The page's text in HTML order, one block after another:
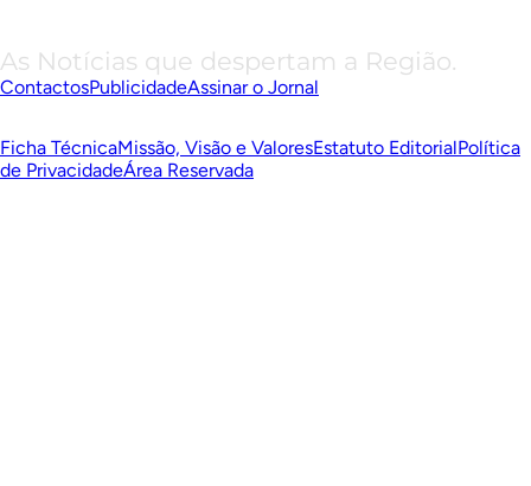
As Notícias que despertam a Região.
ContactosPublicidadeAssinar o Jornal
Ficha TécnicaMissão, Visão e ValoresEstatuto EditorialPolítica
de PrivacidadeÁrea Reservada